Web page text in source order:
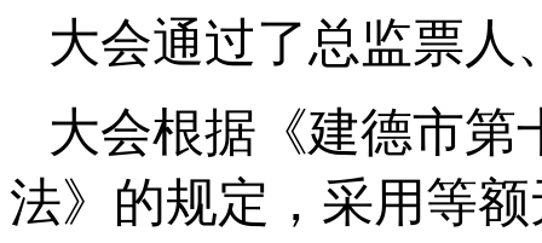
大会通过了总监票人
大会根据《建德市第
法》的规定，采用等